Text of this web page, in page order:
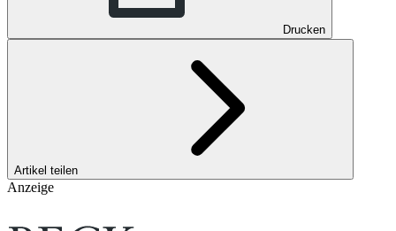
Drucken
Artikel teilen
Anzeige